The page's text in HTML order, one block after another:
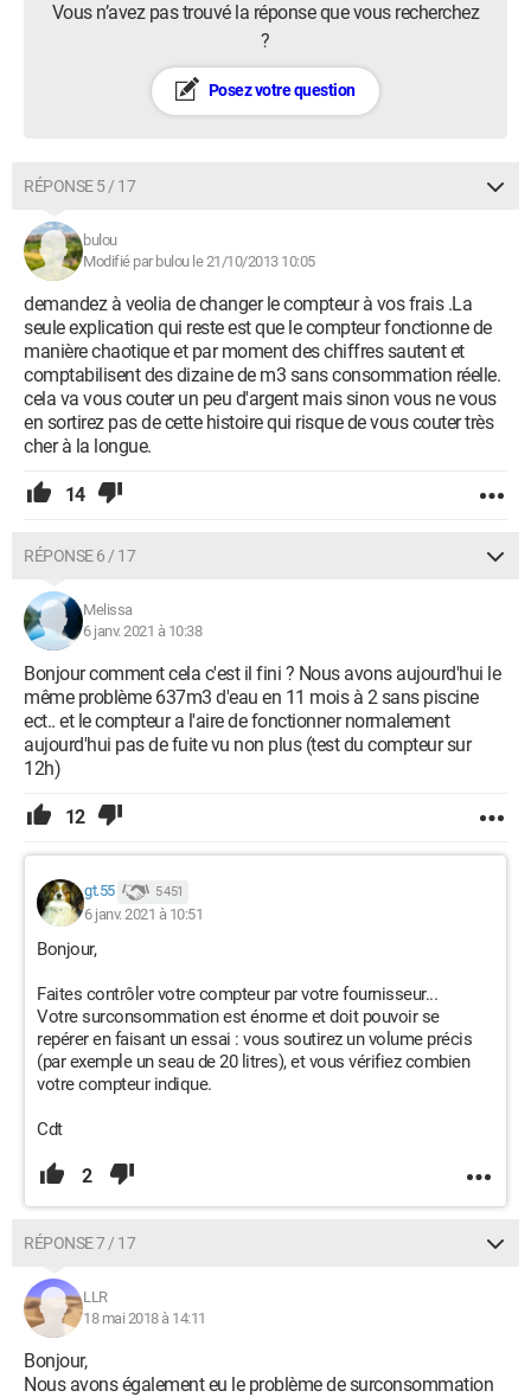
Vous n’avez pas trouvé la réponse que vous recherchez
?
Posez votre question
RÉPONSE 5 / 17
bulou
Modifié par bulou le 21/10/2013 10:05
demandez à veolia de changer le compteur à vos frais .La
seule explication qui reste est que le compteur fonctionne de
manière chaotique et par moment des chiffres sautent et
comptabilisent des dizaine de m3 sans consommation réelle.
cela va vous couter un peu d'argent mais sinon vous ne vous
en sortirez pas de cette histoire qui risque de vous couter très
cher à la longue.
14
RÉPONSE 6 / 17
Melissa
6 janv. 2021 à 10:38
Bonjour comment cela c'est il fini ? Nous avons aujourd'hui le
même problème 637m3 d'eau en 11 mois à 2 sans piscine
ect.. et le compteur a l'aire de fonctionner normalement
aujourd'hui pas de fuite vu non plus (test du compteur sur
12h)
12
gt.55 5 451
6 janv. 2021 à 10:51
Bonjour,
Faites contrôler votre compteur par votre fournisseur...
Votre surconsommation est énorme et doit pouvoir se
repérer en faisant un essai : vous soutirez un volume précis
(par exemple un seau de 20 litres), et vous vérifiez combien
votre compteur indique.
Cdt
2
RÉPONSE 7 / 17
LLR
18 mai 2018 à 14:11
Bonjour,
Nous avons également eu le problème de surconsommation